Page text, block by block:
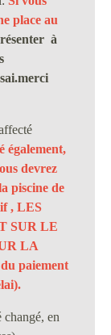
place au
à
également,
devrez
piscine de
, LES
SUR LE
LA
paiement
changé, en